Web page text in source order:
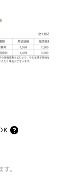
。